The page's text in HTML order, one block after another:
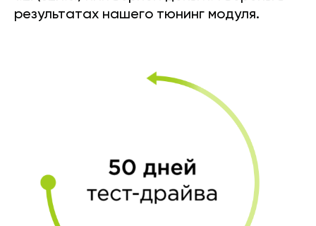
результатах нашего тюнинг модуля.